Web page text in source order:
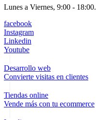
Lunes a Viernes, 9:00 - 18:00.
facebook
Instagram
Linkedin
Youtube
Desarrollo web
Convierte visitas en clientes
Tiendas online
Vende más con tu ecommerce